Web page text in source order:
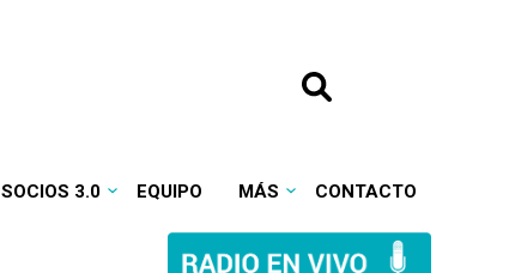
SOCIOS 3.0 EQUIPO MÁS CONTACTO